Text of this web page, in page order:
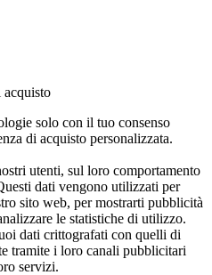
acquisto
solo con il tuo consenso
di acquisto personalizzata.
utenti, sul loro comportamento
dati vengono utilizzati per
sito web, per mostrarti pubblicità
le statistiche di utilizzo.
dati crittografati con quelli di
tramite i loro canali pubblicitari
servizi.